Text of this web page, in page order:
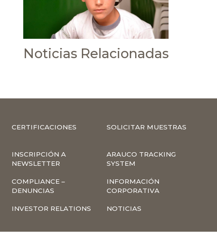
Noticias Relacionadas
CERTIFICACIONES SOLICITAR MUESTRAS
INSCRIPCIÓN A
NEWSLETTER
ARAUCO TRACKING
SYSTEM
COMPLIANCE –
DENUNCIAS
INFORMACIÓN
CORPORATIVA
INVESTOR RELATIONS NOTICIAS